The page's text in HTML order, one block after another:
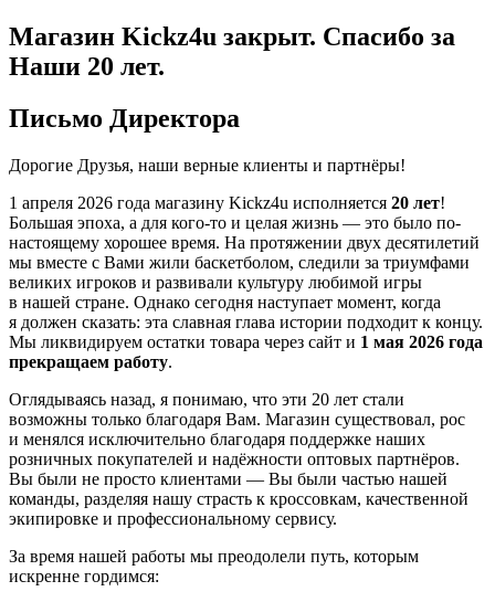
Магазин Kickz4u закрыт. Спасибо за
Наши 20 лет.
Письмо Директора
Дорогие Друзья, наши верные клиенты и партнёры!
1 апреля 2026 года магазину Kickz4u исполняется 20 лет!
Большая эпоха, а для кого-то и целая жизнь — это было по-
настоящему хорошее время. На протяжении двух десятилетий
мы вместе с Вами жили баскетболом, следили за триумфами
великих игроков и развивали культуру любимой игры
в нашей стране. Однако сегодня наступает момент, когда
я должен сказать: эта славная глава истории подходит к концу.
Мы ликвидируем остатки товара через сайт и 1 мая 2026 года
прекращаем работу.
Оглядываясь назад, я понимаю, что эти 20 лет стали
возможны только благодаря Вам. Магазин существовал, рос
и менялся исключительно благодаря поддержке наших
розничных покупателей и надёжности оптовых партнёров.
Вы были не просто клиентами — Вы были частью нашей
команды, разделяя нашу страсть к кроссовкам, качественной
экипировке и профессиональному сервису.
За время нашей работы мы преодолели путь, которым
искренне гордимся: